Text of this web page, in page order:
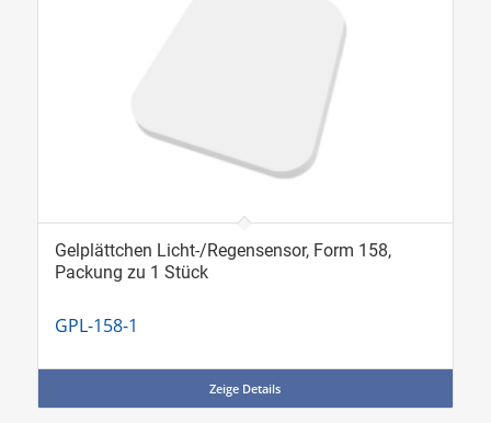
Gelplättchen Licht-/Regensensor, Form 158,
Packung zu 1 Stück
GPL-158-1
Zeige Details